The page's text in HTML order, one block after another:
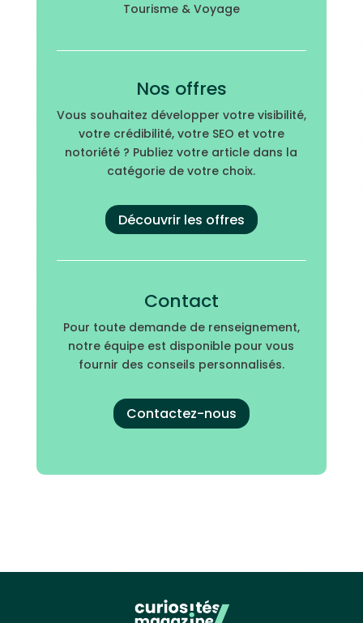
Tourisme & Voyage
Nos offres
Vous souhaitez développer votre visibilité,
votre crédibilité, votre SEO et votre
notoriété ? Publiez votre article dans la
catégorie de votre choix.
Découvrir les offres
Contact
Pour toute demande de renseignement,
notre équipe est disponible pour vous
fournir des conseils personnalisés.
Contactez-nous